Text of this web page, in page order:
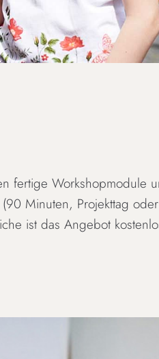
fertige Workshopmodule
Minuten, Projekttag
ist das Angebot